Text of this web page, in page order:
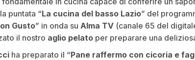
puntata “La cucina del basso Lazio” del
Gusto” in onda su Alma TV (canale 65 del
il nostro aglio pelato per preparare una
ha preparato il “Pane raffermo con cicoria e